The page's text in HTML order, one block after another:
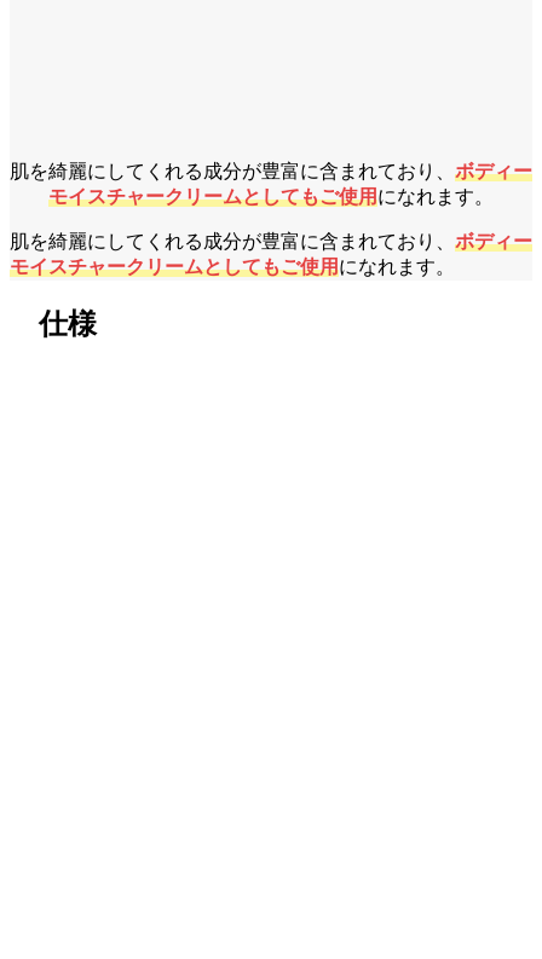
肌を綺麗にしてくれる成分が豊富に含まれており、 ボディー
モイスチャークリームとしてもご使用になれます。
肌を綺麗にしてくれる成分が豊富に含まれており、 ボディー
モイスチャークリームとしてもご使用になれます。
仕様